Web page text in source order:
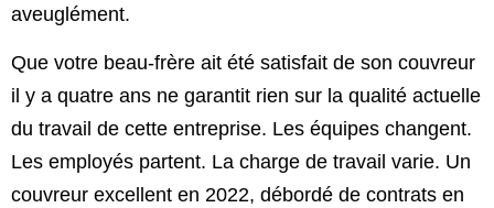
aveuglément.
Que votre beau-frère ait été satisfait de son couvreur
il y a quatre ans ne garantit rien sur la qualité actuelle
du travail de cette entreprise. Les équipes changent.
Les employés partent. La charge de travail varie. Un
couvreur excellent en 2022, débordé de contrats en